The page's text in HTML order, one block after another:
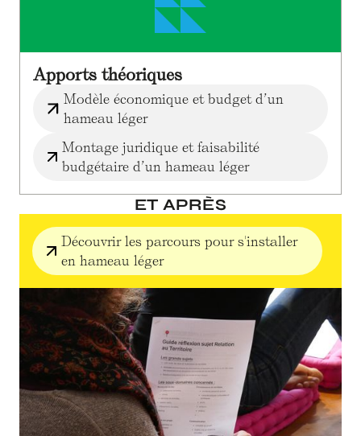
Apports théoriques
Modèle économique et budget d’un
hameau léger
Montage juridique et faisabilité
budgétaire d’un hameau léger
ET APRÈS
Découvrir les parcours pour s'installer
en hameau léger